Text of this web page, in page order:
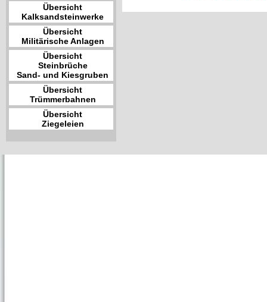
Übersicht
Kalksandsteinwerke
Übersicht
Militärische Anlagen
Übersicht
Steinbrüche
Sand- und Kiesgruben
Übersicht
Trümmerbahnen
Übersicht
Ziegeleien